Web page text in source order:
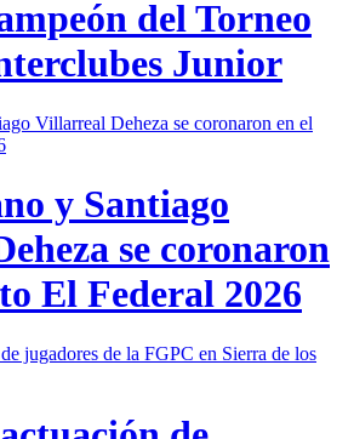
del Torneo
Junior
y Santiago
se coronaron
El Federal 2026